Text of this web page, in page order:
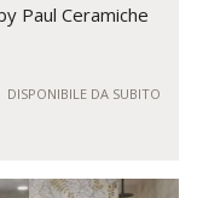
Paul Ceramiche
DISPONIBILE DA SUBITO